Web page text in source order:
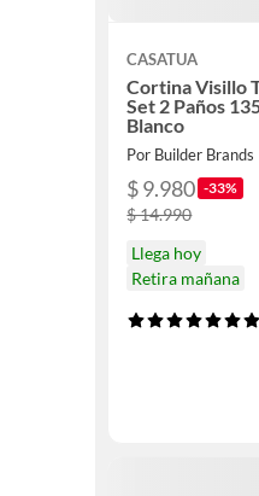
CASATUA
Cortina Visillo
Set 2 Paños
Blanco
Por Builder Brands
$ 9.980 -33%
$ 14.990
Llega hoy
Retira mañana